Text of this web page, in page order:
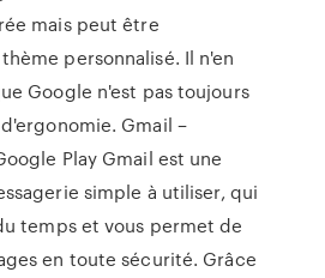
mais peut être
personnalisé. Il n'en
Google n'est pas toujours
Gmail –
Play Gmail est une
simple à utiliser, qui
temps et vous permet de
en toute sécurité. Grâce